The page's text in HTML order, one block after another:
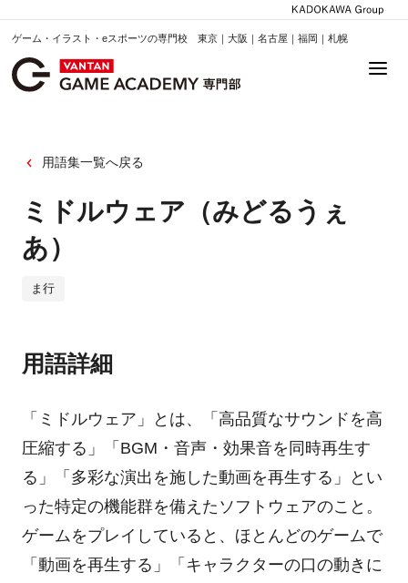
ゲーム・イラスト・eスポーツの専門校 東京｜大阪｜名古屋｜福岡｜札幌
用語集一覧へ戻る
ミドルウェア（みどるうぇ
あ）
ま行
用語詳細
「ミドルウェア」とは、「高品質なサウンドを高
圧縮する」「BGM・音声・効果音を同時再生す
る」「多彩な演出を施した動画を再生する」とい
った特定の機能群を備えたソフトウェアのこと。
ゲームをプレイしていると、ほとんどのゲームで
「動画を再生する」「キャラクターの口の動きに